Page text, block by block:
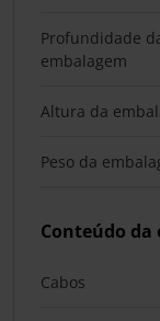
Profundidade
embalagem
Altura da
Peso da
Conteúdo da
Cabos